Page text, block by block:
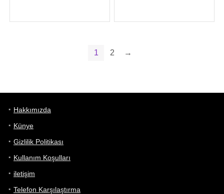
1 2 →
Hakkımızda
Künye
Gizlilik Politikası
Kullanım Koşulları
iletişim
Telefon Karşılaştırma